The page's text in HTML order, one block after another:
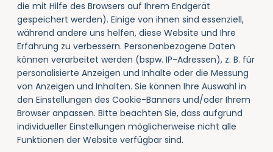
die mit Hilfe des Browsers auf Ihrem Endgerät
gespeichert werden). Einige von ihnen sind essenziell,
während andere uns helfen, diese Website und Ihre
Erfahrung zu verbessern. Personenbezogene Daten
können verarbeitet werden (bspw. IP-Adressen), z. B. für
personalisierte Anzeigen und Inhalte oder die Messung
von Anzeigen und Inhalten. Sie können Ihre Auswahl in
den Einstellungen des Cookie-Banners und/oder Ihrem
Browser anpassen. Bitte beachten Sie, dass aufgrund
individueller Einstellungen möglicherweise nicht alle
Funktionen der Website verfügbar sind.